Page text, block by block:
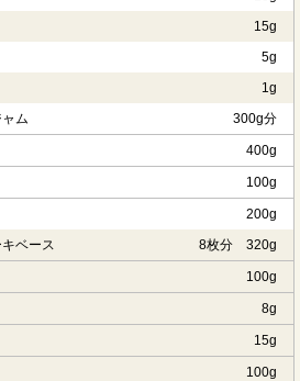
15g
5g
1g
ム 300g分
400g
100g
200g
ベース 8枚分 320g
100g
8g
15g
100g